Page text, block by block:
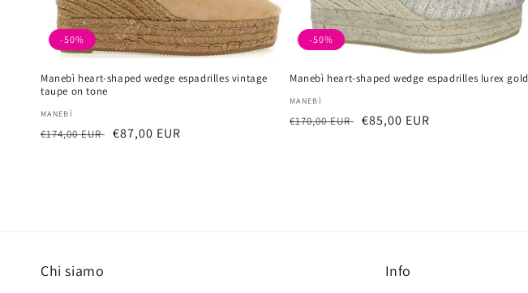
-50%
Manebì heart-shaped wedge espadrilles vintage
taupe on tone
厂
商：
MANEBÌ
常
€174,00 EUR 促
€87,00 EUR
-50%
Manebì heart-shaped wedge espadrilles lurex gold
厂
商：
MANEBÌ
常
€170,00 EUR 促
€85,00 EUR
Chi siamo Info